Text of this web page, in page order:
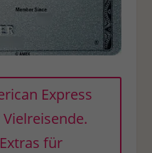
Express
für